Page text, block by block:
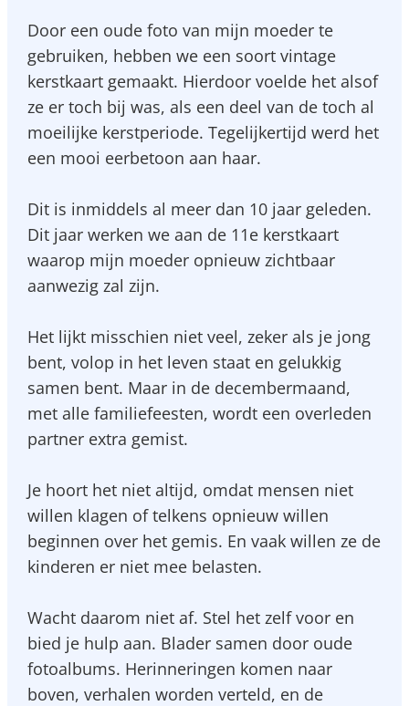
Door een oude foto van mijn moeder te
gebruiken, hebben we een soort vintage
kerstkaart gemaakt. Hierdoor voelde het alsof
ze er toch bij was, als een deel van de toch al
moeilijke kerstperiode. Tegelijkertijd werd het
een mooi eerbetoon aan haar.
Dit is inmiddels al meer dan 10 jaar geleden.
Dit jaar werken we aan de 11e kerstkaart
waarop mijn moeder opnieuw zichtbaar
aanwezig zal zijn.
Het lijkt misschien niet veel, zeker als je jong
bent, volop in het leven staat en gelukkig
samen bent. Maar in de decembermaand,
met alle familiefeesten, wordt een overleden
partner extra gemist.
Je hoort het niet altijd, omdat mensen niet
willen klagen of telkens opnieuw willen
beginnen over het gemis. En vaak willen ze de
kinderen er niet mee belasten.
Wacht daarom niet af. Stel het zelf voor en
bied je hulp aan. Blader samen door oude
fotoalbums. Herinneringen komen naar
boven, verhalen worden verteld, en de